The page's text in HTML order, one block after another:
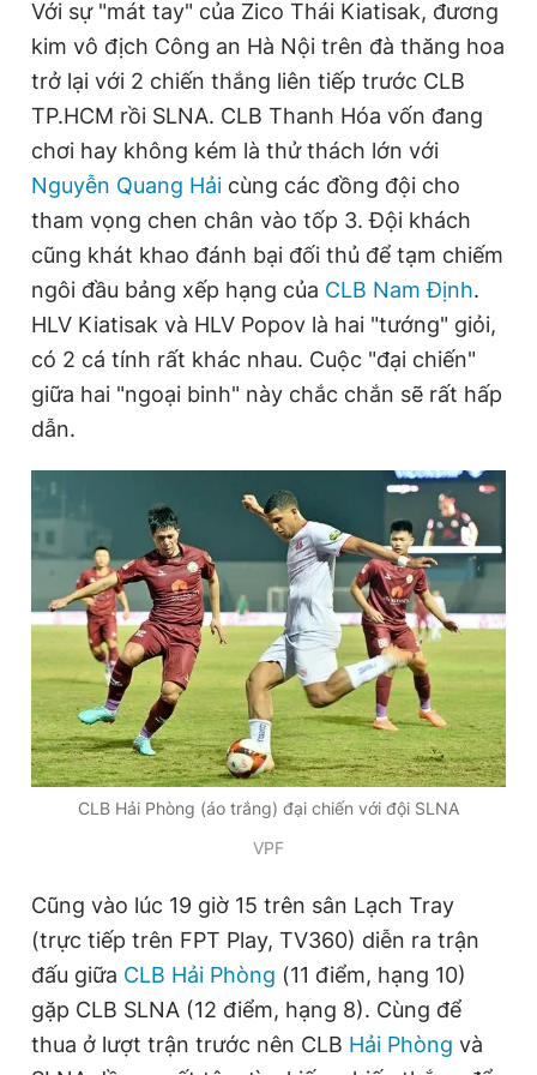
Giấy phép xuất bản số 110/GP - BTTTT cấp ngày 24.3.2020
© 2003-2026 Bản quyền thuộc về Báo Thanh Niên. Cấm sao
bản. Phát triển bởi ePi Technologies, JSC.
Với sự "mát tay" của Zico Thái Kiatisak, đương
kim vô địch Công an Hà Nội trên đà thăng hoa
trở lại với 2 chiến thắng liên tiếp trước CLB
TP.HCM rồi SLNA. CLB Thanh Hóa vốn đang
chơi hay không kém là thử thách lớn với
Nguyễn Quang Hải cùng các đồng đội cho
tham vọng chen chân vào tốp 3. Đội khách
cũng khát khao đánh bại đối thủ để tạm chiếm
ngôi đầu bảng xếp hạng của CLB Nam Định.
HLV Kiatisak và HLV Popov là hai "tướng" giỏi,
có 2 cá tính rất khác nhau. Cuộc "đại chiến"
giữa hai "ngoại binh" này chắc chắn sẽ rất hấp
dẫn.
CLB Hải Phòng (áo trắng) đại chiến với đội SLNA
VPF
Cũng vào lúc 19 giờ 15 trên sân Lạch Tray
(trực tiếp trên FPT Play, TV360) diễn ra trận
đấu giữa CLB Hải Phòng (11 điểm, hạng 10)
gặp CLB SLNA (12 điểm, hạng 8). Cùng để
thua ở lượt trận trước nên CLB Hải Phòng và